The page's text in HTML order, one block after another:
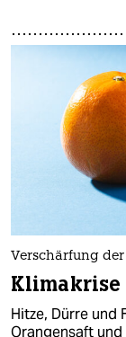
Verschärfung
Klimakrise
Hitze, Dürre und
Orangensaft